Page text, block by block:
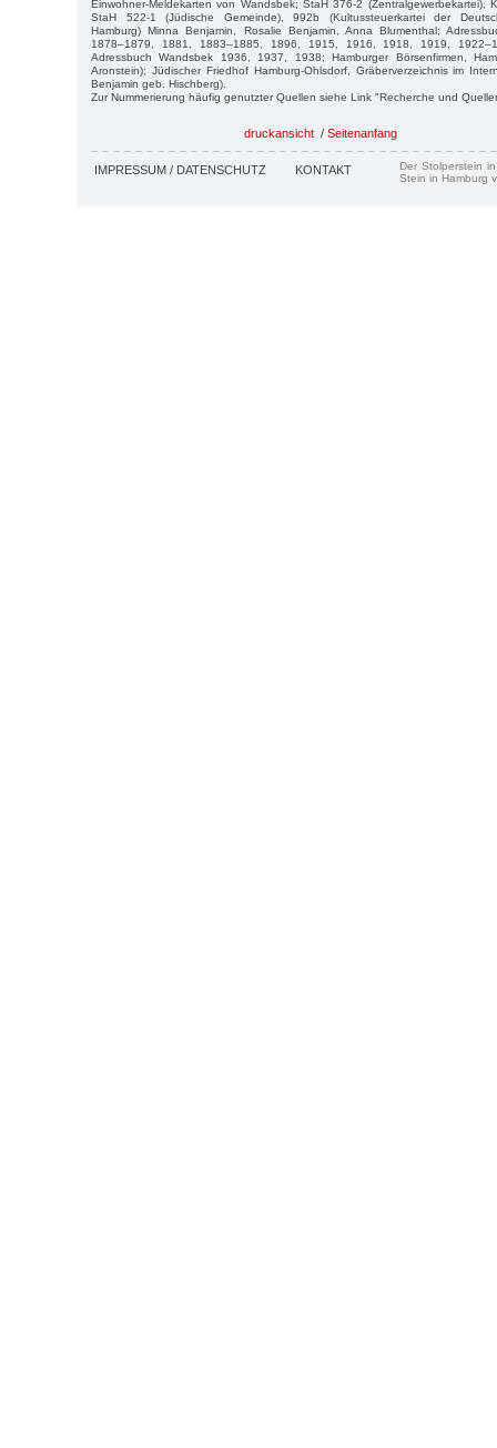
Einwohner-Meldekarten von Wandsbek; StaH 376-2 (Zentralgewerbekartei),
StaH 522-1 (Jüdische Gemeinde), 992b (Kultussteuerkartei der
Hamburg) Minna Benjamin, Rosalie Benjamin, Anna Blumenthal;
1878–1879, 1881, 1883–1885, 1896, 1915, 1916, 1918, 1919,
Adressbuch Wandsbek 1936, 1937, 1938; Hamburger Börsenfirmen,
Aronstein); Jüdischer Friedhof Hamburg-Ohlsdorf, Gräberverzeichnis im
Benjamin geb. Hischberg).
Zur Nummerierung häufig genutzter Quellen siehe Link "Recherche und
druckansicht / Seitenanfang
IMPRESSUM / DATENSCHUTZ KONTAKT
Der Stolperstein
Stein in Hamburg